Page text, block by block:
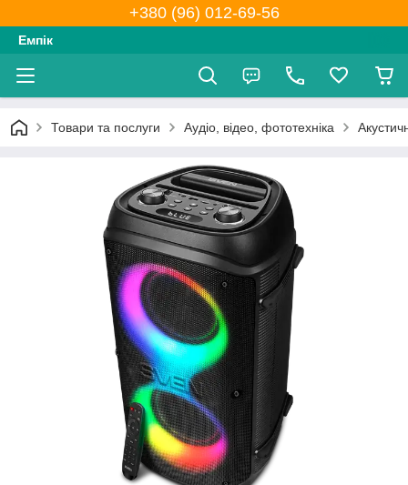
+380 (96) 012-69-56
Емпік
Товари та послуги Аудіо, відео, фототехніка